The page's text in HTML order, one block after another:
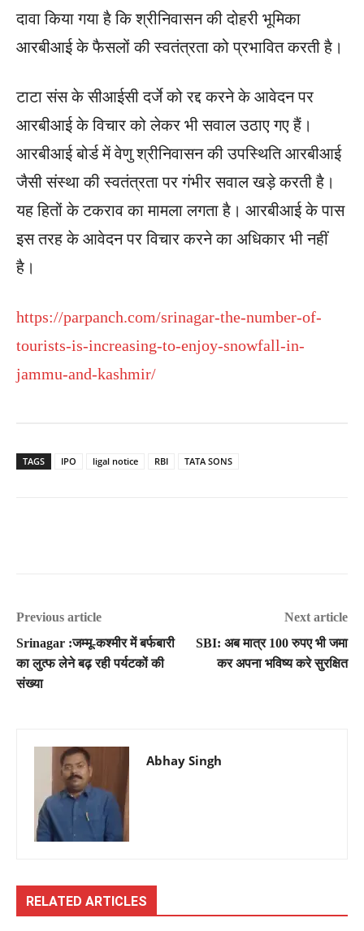
दावा किया गया है कि श्रीनिवासन की दोहरी भूमिका
आरबीआई के फैसलों की स्वतंत्रता को प्रभावित करती है।
टाटा संस के सीआईसी दर्जे को रद्द करने के आवेदन पर
आरबीआई के विचार को लेकर भी सवाल उठाए गए हैं।
आरबीआई बोर्ड में वेणु श्रीनिवासन की उपस्थिति आरबीआई
जैसी संस्था की स्वतंत्रता पर गंभीर सवाल खड़े करती है।
यह हितों के टकराव का मामला लगता है। आरबीआई के पास
इस तरह के आवेदन पर विचार करने का अधिकार भी नहीं
है।
https://parpanch.com/srinagar-the-number-of-
tourists-is-increasing-to-enjoy-snowfall-in-
jammu-and-kashmir/
TAGS IPO ligal notice RBI TATA SONS
Previous article
Srinagar :जम्मू-कश्मीर में बर्फबारी
का लुत्फ लेने बढ़ रही पर्यटकों की
संख्या
Next article
SBI: अब मात्र 100 रुपए भी जमा
कर अपना भविष्य करे सुरक्षित
Abhay Singh
RELATED ARTICLES